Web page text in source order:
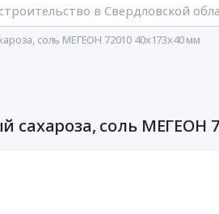
соль МЕГЕОН 72010 40х173х40 мм
соль МЕГЕОН